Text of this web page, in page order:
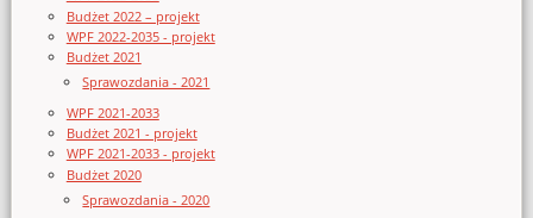
Budżet 2022 – projekt
WPF 2022-2035 - projekt
Budżet 2021
Sprawozdania - 2021
WPF 2021-2033
Budżet 2021 - projekt
WPF 2021-2033 - projekt
Budżet 2020
Sprawozdania - 2020